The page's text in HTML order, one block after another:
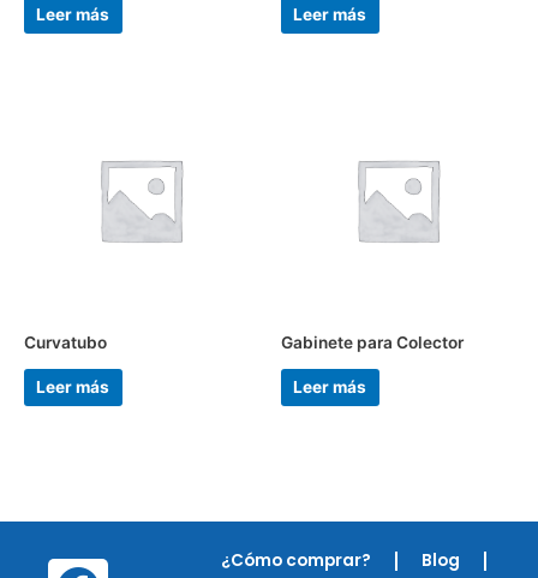
Leer más Leer más
Curvatubo
Leer más
Gabinete para Colector
Leer más
¿Cómo comprar? Blog